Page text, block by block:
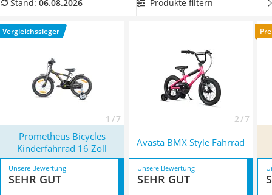
Wanderschuhe Herren
Sicherheitsweste Reiten
Fahren mit dem BMX-Rad schnell lernen können. Überzeugt
hat uns hier im August 2026 besonders das Modell
Prometheus Bicycles Kinderfahrrad 16 Zoll* mit seinen
Eigenschaften.
Stand: 06.08.2026 Produkte filtern
Vergleichssieger
1 / 7 2 / 7
Prometheus Bicycles
Kinderfahrrad 16 Zoll
Avasta BMX Style Fahrrad
Unsere Bewertung
SEHR GUT
Unsere Bewertung
SEHR GUT